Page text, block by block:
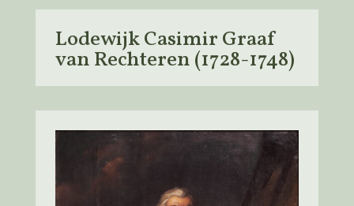
Lodewijk Casimir Graaf
van Rechteren (1728-1748)